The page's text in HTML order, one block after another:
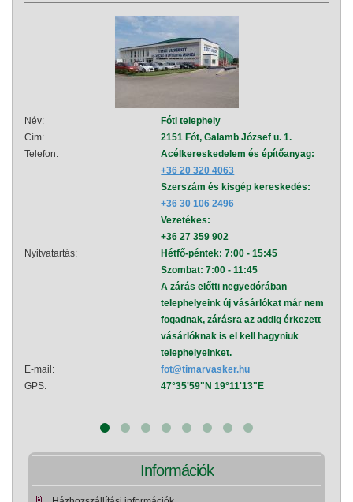
Név:
Fóti telephely
Cím:
2151 Fót, Galamb József u. 1.
Telefon:
Acélkereskedelem és építőanyag:
+36 20 320 4063
Szerszám és kisgép kereskedés:
+36 30 106 2496
Vezetékes:
+36 27 359 902
Nyitvatartás:
Hétfő-péntek: 7:00 - 15:45
Szombat: 7:00 - 11:45
A zárás előtti negyedórában
telephelyeink új vásárlókat már nem
fogadnak, zárásra az addig érkezett
vásárlóknak is el kell hagyniuk
telephelyeinket.
E-mail:
fot@timarvasker.hu
GPS:
47°35'59"N 19°11'13"E
Információk